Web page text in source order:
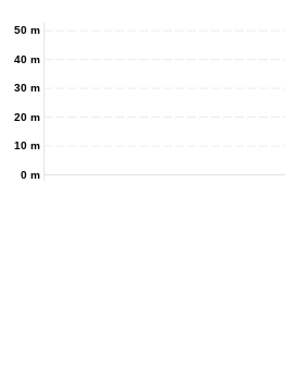
0 m
10 m
20 m
30 m
40 m
50 m